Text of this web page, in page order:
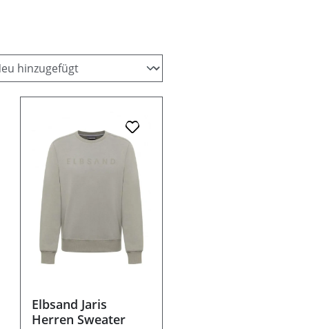
Elbsand Jaris
Herren Sweater